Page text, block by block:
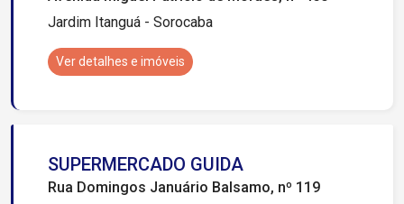
Jardim Itanguá - Sorocaba
Ver detalhes e imóveis
SUPERMERCADO GUIDA
Rua Domingos Januário Balsamo, nº 119